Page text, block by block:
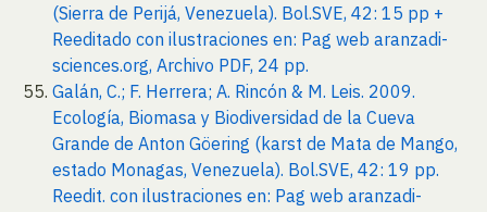
(Sierra de Perijá, Venezuela). Bol.SVE, 42: 15 pp +
Reeditado con ilustraciones en: Pag web aranzadi-
sciences.org, Archivo PDF, 24 pp.
Galán, C.; F. Herrera; A. Rincón & M. Leis. 2009.
Ecología, Biomasa y Biodiversidad de la Cueva
Grande de Anton Göering (karst de Mata de Mango,
estado Monagas, Venezuela). Bol.SVE, 42: 19 pp.
Reedit. con ilustraciones en: Pag web aranzadi-